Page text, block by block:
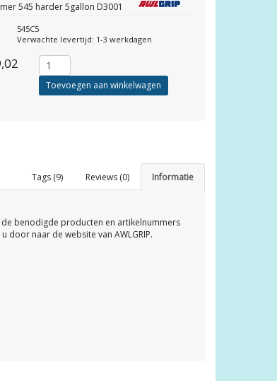
545 harder 5gallon D3001
545C5
Verwachte levertijd: 1-3 werkdagen
Toevoegen aan winkelwagen
Informatie
Reviews (0)
Tags (9)
benodigde producten en artikelnummers
naar de website van AWLGRIP.